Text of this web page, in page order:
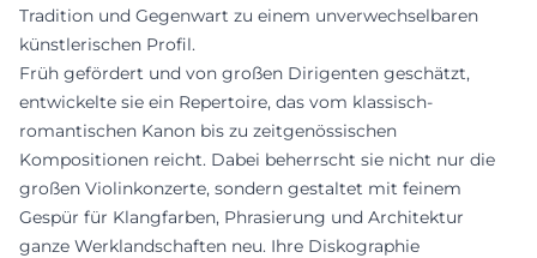
Tradition und Gegenwart zu einem unverwechselbaren
künstlerischen Profil.
Früh gefördert und von großen Dirigenten geschätzt,
entwickelte sie ein Repertoire, das vom klassisch-
romantischen Kanon bis zu zeitgenössischen
Kompositionen reicht. Dabei beherrscht sie nicht nur die
großen Violinkonzerte, sondern gestaltet mit feinem
Gespür für Klangfarben, Phrasierung und Architektur
ganze Werklandschaften neu. Ihre Diskographie